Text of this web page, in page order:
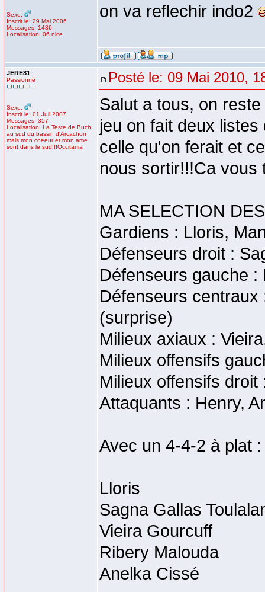
Sexe:
Inscrit le: 29 Mai 2006
Messages: 1436
Localisation: 06 nice
on va reflechir indo2
JERE81
Passionné
Sexe:
Inscrit le: 01 Juil 2007
Messages: 357
Localisation: La Teste de Buch
au sud du bassin d'Arcachon
mais mon coeeur et mon ame
sont dans le sud!!!Occitania
Posté le: 09 Mai 2010,
Salut a tous, on
jeu on fait deux
celle qu'on ferait et
nous sortir!!!Ca vous
MA SELECTION
Gardiens : Lloris,
Défenseurs droit :
Défenseurs gauche :
Défenseurs centraux
(surprise)
Milieux axiaux :
Milieux offensifs
Milieux offensifs droit
Attaquants : Henry,
Avec un 4-4-2 à plat :
Lloris
Sagna Gallas
Vieira Gourcuff
Ribery Malouda
Anelka Cissé